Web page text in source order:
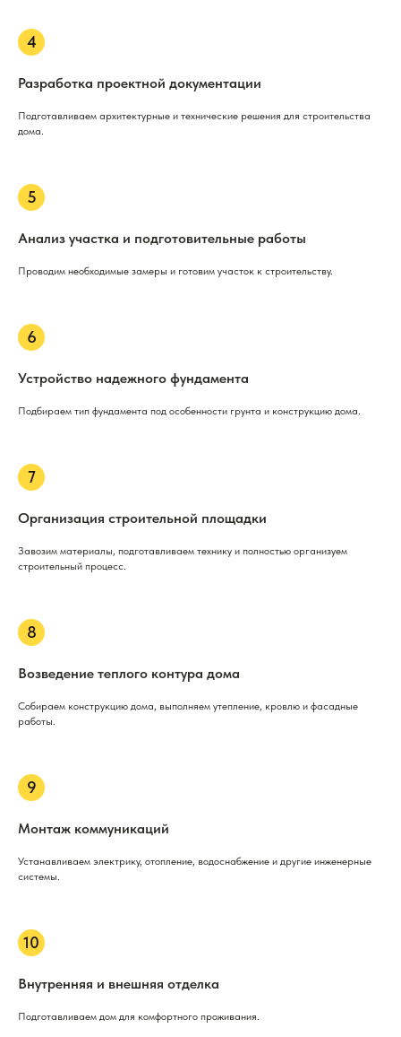
Разработка проектной документации
Подготавливаем архитектурные и технические решения для строительства
дома.
Анализ участка и подготовительные работы
Проводим необходимые замеры и готовим участок к строительству.
Устройство надежного фундамента
Подбираем тип фундамента под особенности грунта и конструкцию дома.
Организация строительной площадки
Завозим материалы, подготавливаем технику и полностью организуем
строительный процесс.
Возведение теплого контура дома
Собираем конструкцию дома, выполняем утепление, кровлю и фасадные
работы.
Монтаж коммуникаций
Устанавливаем электрику, отопление, водоснабжение и другие инженерные
системы.
Внутренняя и внешняя отделка
Подготавливаем дом для комфортного проживания.